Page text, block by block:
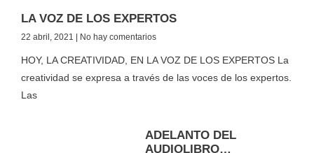
LA VOZ DE LOS EXPERTOS
22 abril, 2021 No hay comentarios
HOY, LA CREATIVIDAD, EN LA VOZ DE LOS EXPERTOS La
creatividad se expresa a través de las voces de los expertos.
Las
ADELANTO DEL
AUDIOLIBRO…